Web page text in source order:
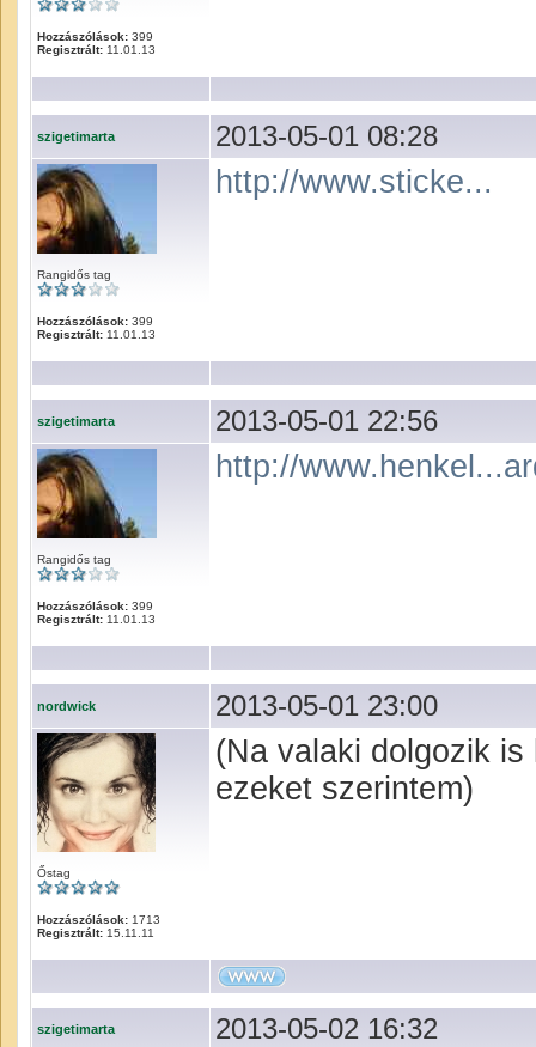
Hozzászólások: 399
Regisztrált: 11.01.13
szigetimarta 2013-05-01 08:28
Rangidős tag
Hozzászólások: 399
Regisztrált: 11.01.13
http://www.sticke...
szigetimarta 2013-05-01 22:56
Rangidős tag
Hozzászólások: 399
Regisztrált: 11.01.13
http://
nordwick 2013-05-01 23:00
Őstag
Hozzászólások: 1713
Regisztrált: 15.11.11
(Na valaki dolgozik
ezeket szerintem)
szigetimarta 2013-05-02 16:32